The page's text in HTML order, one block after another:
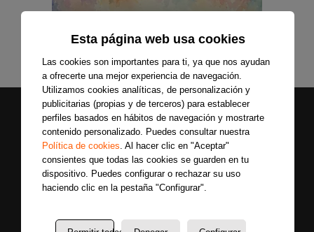
Esta página web usa cookies
Las cookies son importantes para ti, ya que nos ayudan
a ofrecerte una mejor experiencia de navegación.
Utilizamos cookies analíticas, de personalización y
publicitarias (propias y de terceros) para establecer
perfiles basados en hábitos de navegación y mostrarte
contenido personalizado. Puedes consultar nuestra
Política de cookies. Al hacer clic en "Aceptar"
consientes que todas las cookies se guarden en tu
dispositivo. Puedes configurar o rechazar su uso
haciendo clic en la pestaña "Configurar".
Últimas
nosotrosSíguenos